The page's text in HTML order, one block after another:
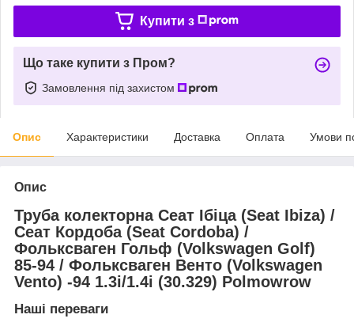
Купити з
Що таке купити з Пром?
Замовлення під захистом
Опис Характеристики Доставка Оплата Умови
Опис
Труба колекторна Сеат Ібіца (Seat Ibiza) /
Сеат Кордоба (Seat Cordoba) /
Фольксваген Гольф (Volkswagen Golf)
85-94 / Фольксваген Венто (Volkswagen
Vento) -94 1.3i/1.4i (30.329) Polmowrow
Наші переваги